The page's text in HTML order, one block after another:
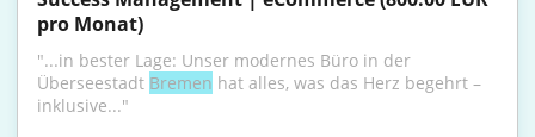
pro Monat)
"...in bester Lage: Unser modernes Büro in der
Überseestadt Bremen hat alles, was das Herz begehrt –
inklusive..."